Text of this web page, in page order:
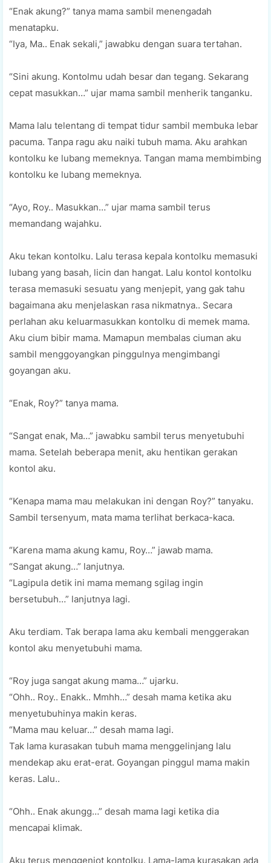
“Enak akung?” tanya mama sambil menengadah
menatapku.
“Iya, Ma.. Enak sekali,” jawabku dengan suara tertahan.
“Sini akung. Kontolmu udah besar dan tegang. Sekarang
cepat masukkan…” ujar mama sambil menherik tanganku.
Mama lalu telentang di tempat tidur sambil membuka lebar
pacuma. Tanpa ragu aku naiki tubuh mama. Aku arahkan
kontolku ke lubang memeknya. Tangan mama membimbing
kontolku ke lubang memeknya.
“Ayo, Roy.. Masukkan…” ujar mama sambil terus
memandang wajahku.
Aku tekan kontolku. Lalu terasa kepala kontolku memasuki
lubang yang basah, licin dan hangat. Lalu kontol kontolku
terasa memasuki sesuatu yang menjepit, yang gak tahu
bagaimana aku menjelaskan rasa nikmatnya.. Secara
perlahan aku keluarmasukkan kontolku di memek mama.
Aku cium bibir mama. Mamapun membalas ciuman aku
sambil menggoyangkan pinggulnya mengimbangi
goyangan aku.
“Enak, Roy?” tanya mama.
“Sangat enak, Ma…” jawabku sambil terus menyetubuhi
mama. Setelah beberapa menit, aku hentikan gerakan
kontol aku.
“Kenapa mama mau melakukan ini dengan Roy?” tanyaku.
Sambil tersenyum, mata mama terlihat berkaca-kaca.
“Karena mama akung kamu, Roy…” jawab mama.
“Sangat akung…” lanjutnya.
“Lagipula detik ini mama memang sgilag ingin
bersetubuh…” lanjutnya lagi.
Aku terdiam. Tak berapa lama aku kembali menggerakan
kontol aku menyetubuhi mama.
“Roy juga sangat akung mama…” ujarku.
“Ohh.. Roy.. Enakk.. Mmhh…” desah mama ketika aku
menyetubuhinya makin keras.
“Mama mau keluar…” desah mama lagi.
Tak lama kurasakan tubuh mama menggelinjang lalu
mendekap aku erat-erat. Goyangan pinggul mama makin
keras. Lalu..
“Ohh.. Enak akungg…” desah mama lagi ketika dia
mencapai klimak.
Aku terus menggenjot kontolku. Lama-lama kurasakan ada